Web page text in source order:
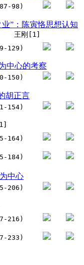
98)
”：陈寅恪思想认知
王刚[1]
129)
中心的考察
150)
胡正言
154)
164)
184)
中心
206)
216)
233)